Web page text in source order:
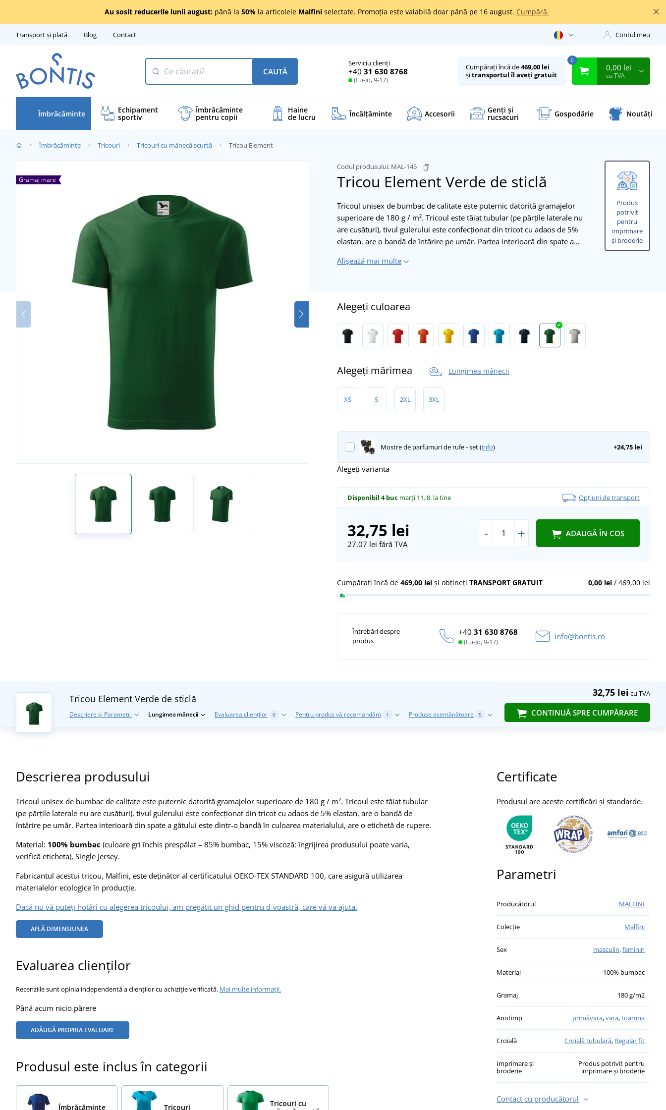
Au sosit reducerile lunii august: până la 50% la articolele Malfini selectate. Promoția este valabilă doar până pe 16 august. Cumpără.
Transport și plată Blog Contact Contul meu
Serviciu clienți
+40 31 630 8768
(Lu-Jo, 9-17)
CAUTĂ Cumpărați încă de469,00 lei
șitransportul îl aveți gratuit
0
0,00 lei
cu TVA
Îmbrăcăminte Echipament
sportiv
Îmbrăcăminte
pentru copii
Haine
de lucru Încălţăminte Accesorii Genți și
rucsacuri Gospodărie Noutăți
Îmbrăcăminte Tricouri Tricouri cu mânecă scurtă Tricou Element
Produs
potrivit
pentru
imprimare
și broderie
Codul produsului: MAL-145
Tricou Element Verde de sticlă
Gramaj mare
Tricoul unisex de bumbac de calitate este puternic datorită gramajelor
superioare de 180 g / m². Tricoul este tăiat tubular (pe părțile laterale nu
are cusături), tivul gulerului este confecționat din tricot cu adaos de 5%
elastan, are o bandă de întărire pe umăr. Partea interioară din spate a…
Afișează mai multe
Alegeți culoarea
Alegeți mărimea Lungimea mânecii
XS S 2XL 3XL
Mostre de parfumuri de rufe - set (info) +24,75 lei
Alegeți varianta
Disponibil 4 buc marți 11. 8. la tine Opțiuni de transport
32,75 lei
27,07 lei fără TVA
- + ADAUGĂ ÎN COȘ
0,00 lei/ 469,00 lei
Cumpărați încă de 469,00 lei și obțineți TRANSPORT GRATUIT
Întrebări despre
produs
+40 31 630 8768
(Lu-Jo, 9-17)
info@bontis.ro
32,75 lei cu TVA
CONTINUĂ SPRE CUMPĂRARE
Tricou Element Verde de sticlă
Descriere și Parametri Lungimea mânecii Evaluarea clienților 0 Pentru produs vă recomandăm 1 Produse asemănătoare 5
Descrierea produsului
Tricoul unisex de bumbac de calitate este puternic datorită gramajelor superioare de 180 g / m². Tricoul este tăiat tubular
(pe părțile laterale nu are cusături), tivul gulerului este confecționat din tricot cu adaos de 5% elastan, are o bandă de
întărire pe umăr. Partea interioară din spate a gâtului este dintr-o bandă în culoarea materialului, are o etichetă de rupere.
Material: 100% bumbac (culoare gri închis prespălat – 85% bumbac, 15% viscoză: îngrijirea produsului poate varia,
verifică eticheta), Single Jersey.
Fabricantul acestui tricou, Malfini, este deținător al certificatului OEKO-TEX STANDARD 100, care asigură utilizarea
materialelor ecologice în producție.
Dacă nu vă puteți hotârî cu alegerea tricoului, am pregătit un ghid pentru d-voastră, care vă va ajuta.
AFLĂ DIMENSIUNEA
Evaluarea clienților
Recenziile sunt opinia independentă a clienților cu achiziție verificată. Mai multe informații.
Până acum nicio părere
ADĂUGĂ PROPRIA EVALUARE
Produsul este inclus în categorii
Îmbrăcăminte Tricouri
Tricouri cu
Certificate
Produsul are aceste certificări și standarde.
Parametri
Producătorul MALFINI
Colecție Malfini
Sex masculin,feminin
Material 100% bumbac
Gramaj 180 g/m2
Anotimp primăvara,vara,toamna
Croială Croială tubulară, Regular fit
Imprimare și
broderie
Produs potrivit pentru
imprimare și broderie
Contact cu producătorul